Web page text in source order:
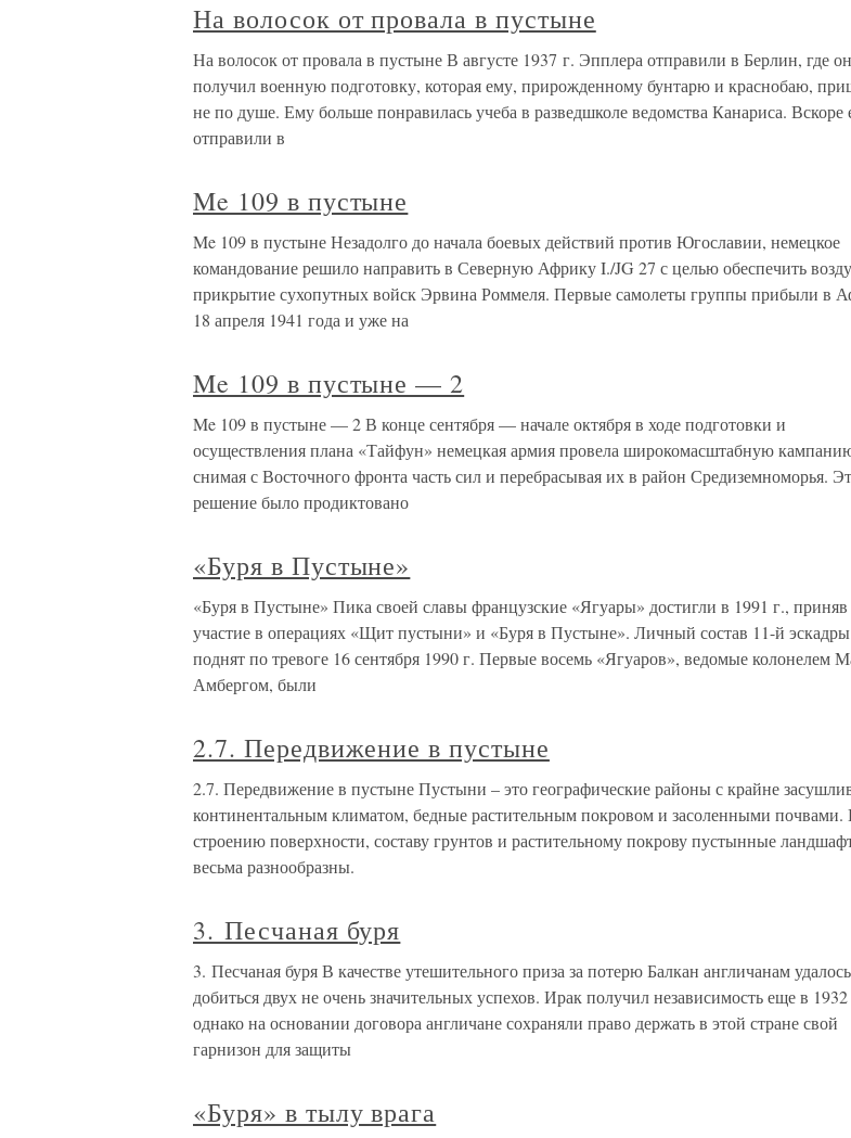
На волосок от провала в пустыне
На волосок от провала в пустыне В августе 1937 г. Эпплера отправили в Берлин, где он
получил военную подготовку, которая ему, прирожденному бунтарю и краснобаю,
не по душе. Ему больше понравилась учеба в разведшколе ведомства Канариса. Вскоре
отправили в
Me 109 в пустыне
Me 109 в пустыне Незадолго до начала боевых действий против Югославии, немецкое
командование решило направить в Северную Африку I./JG 27 с целью обеспечить
прикрытие сухопутных войск Эрвина Роммеля. Первые самолеты группы прибыли в
18 апреля 1941 года и уже на
Me 109 в пустыне — 2
Me 109 в пустыне — 2 В конце сентября — начале октября в ходе подготовки и
осуществления плана «Тайфун» немецкая армия провела широкомасштабную
снимая с Восточного фронта часть сил и перебрасывая их в район Средиземноморья.
решение было продиктовано
«Буря в Пустыне»
«Буря в Пустыне» Пика своей славы французские «Ягуары» достигли в 1991 г., приняв
участие в операциях «Щит пустыни» и «Буря в Пустыне». Личный состав 11-й
поднят по тревоге 16 сентября 1990 г. Первые восемь «Ягуаров», ведомые колонелем
Амбергом, были
2.7. Передвижение в пустыне
2.7. Передвижение в пустыне Пустыни – это географические районы с крайне
континентальным климатом, бедные растительным покровом и засоленными почвами.
строению поверхности, составу грунтов и растительному покрову пустынные
весьма разнообразны.
3. Песчаная буря
3. Песчаная буря В качестве утешительного приза за потерю Балкан англичанам удалось
добиться двух не очень значительных успехов. Ирак получил независимость еще в 1932
однако на основании договора англичане сохраняли право держать в этой стране свой
гарнизон для защиты
«Буря» в тылу врага